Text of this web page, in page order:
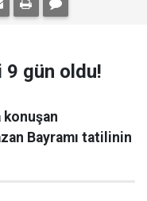
9 gün oldu!
konuşan
Bayramı tatilinin